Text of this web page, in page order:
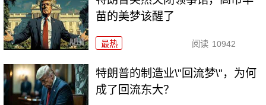
苗的美梦该醒了
最热 阅读 10942
特朗普的制造业\"回流梦\"，为何
成了回流东大？